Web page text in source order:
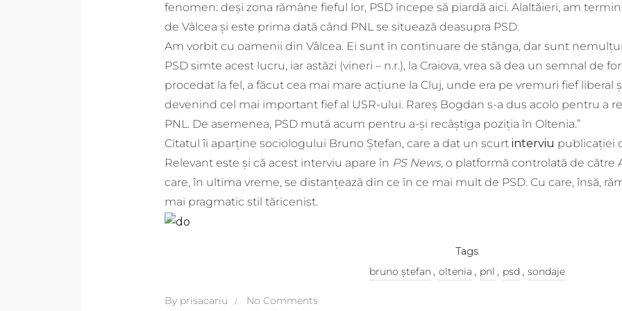
fenomen: deși zona rămâne fieful lor, PSD începe să piardă aici. Alaltăieri, am
de Vâlcea și este prima dată când PNL se situează deasupra PSD.
Am vorbit cu oamenii din Vâlcea. Ei sunt în continuare de stânga, dar sunt
PSD simte acest lucru, iar astăzi (vineri – n.r.), la Craiova, vrea să dea un semnal de
procedat la fel, a făcut cea mai mare acțiune la Cluj, unde era pe vremuri fief liberal
devenind cel mai important fief al USR-ului. Rareș Bogdan s-a dus acolo pentru a
PNL. De asemenea, PSD mută acum pentru a-și recâștiga poziția în Oltenia.”
Citatul îi aparține sociologului Bruno Ștefan, care a dat un scurt interviu publicației
Relevant este și că acest interviu apare în PS News, o platformă controlată de către
care, în ultima vreme, se distanțează din ce în ce mai mult de PSD. Cu care, însă,
mai pragmatic stil tăricenist.
Tags
bruno ștefan , oltenia , pnl , psd , sondaje
By prisacariu No Comments